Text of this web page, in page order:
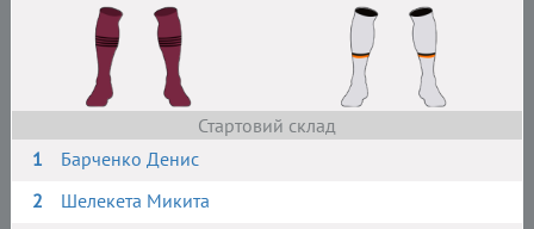
Стартовий склад
1
Барченко Денис
2
Шелекета Микита